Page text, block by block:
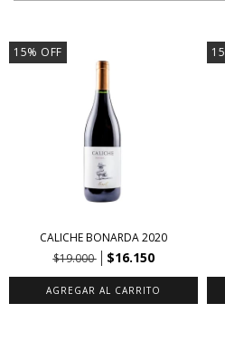
15% OFF
CALICHE BONARDA 2020
$19.000
$16.150
15